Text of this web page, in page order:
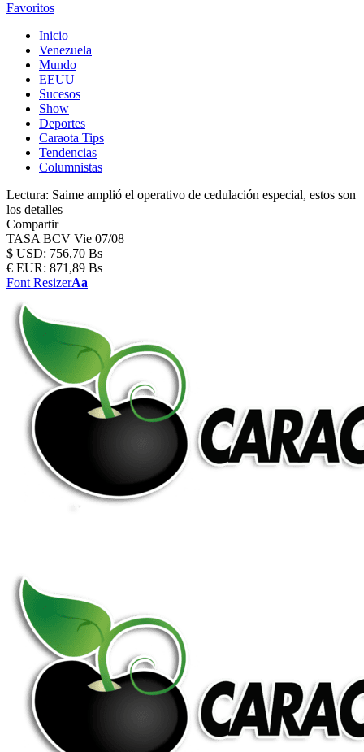
Favoritos
Inicio
Venezuela
Mundo
EEUU
Sucesos
Show
Deportes
Caraota Tips
Tendencias
Columnistas
Lectura: Saime amplió el operativo de cedulación especial, estos son
los detalles
Compartir
TASA BCV Vie 07/08
$ USD: 756,70 Bs
€ EUR: 871,89 Bs
Font ResizerAa